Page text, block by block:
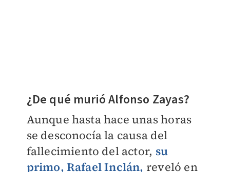
¿De qué murió Alfonso Zayas?
Aunque hasta hace unas horas
se desconocía la causa del
fallecimiento del actor, su
primo, Rafael Inclán, reveló en